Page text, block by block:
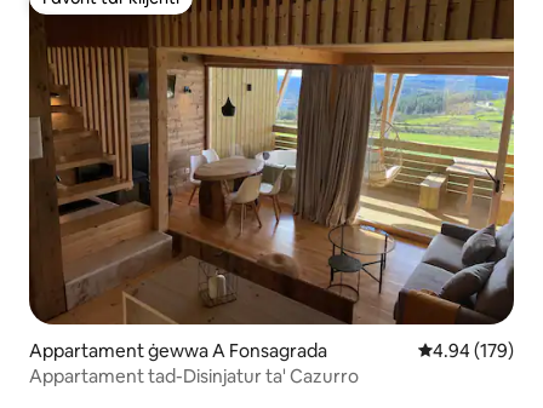
Favorit tal-klijenti
Appartament ġewwa A Fonsagrada Rating medju
4.94 (179)
Appartament tad-Disinjatur ta' Cazurro